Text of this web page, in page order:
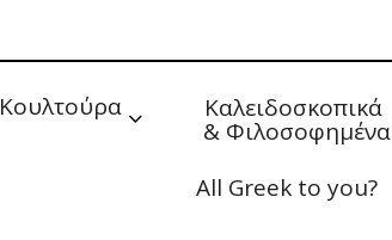
Κουλτούρα Καλειδοσκοπικά
& Φιλοσοφημένα
All Greek to you?